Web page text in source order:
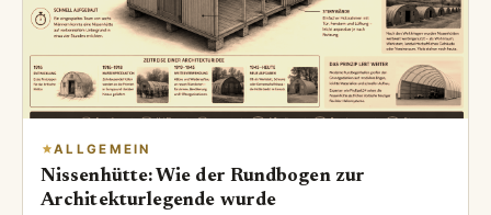
ALLGEMEIN
Nissenhütte: Wie der Rundbogen zur
Architekturlegende wurde